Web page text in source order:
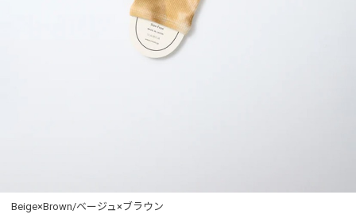
Beige×Brown/ベージュ×ブラウン